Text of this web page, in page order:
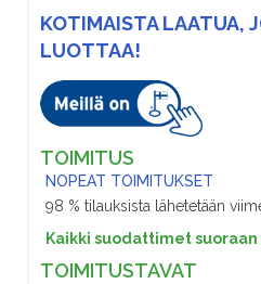
KOTIMAISTA LAATUA,
LUOTTAA!
TOIMITUS
NOPEAT TOIMITUKSET
98 % tilauksista lähetetään
Kaikki suodattimet
TOIMITUSTAVAT